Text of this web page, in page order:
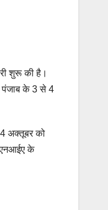
शुरू की है।
पंजाब के 3 से 4
अक्तूबर को
के